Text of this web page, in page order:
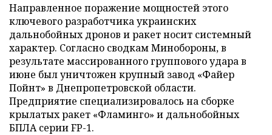
Направленное поражение мощностей этого
ключевого разработчика украинских
дальнобойных дронов и ракет носит системный
характер. Согласно сводкам Минобороны, в
результате массированного группового удара в
июне был уничтожен крупный завод «Файер
Пойнт» в Днепропетровской области.
Предприятие специализировалось на сборке
крылатых ракет «Фламинго» и дальнобойных
БПЛА серии FP-1.